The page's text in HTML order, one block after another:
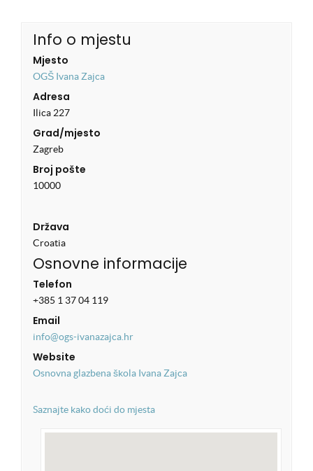
Info o mjestu
Mjesto
OGŠ Ivana Zajca
Adresa
Ilica 227
Grad/mjesto
Zagreb
Broj pošte
10000
Država
Croatia
Osnovne informacije
Telefon
+385 1 37 04 119
Email
info@ogs-ivanazajca.hr
Website
Osnovna glazbena škola Ivana Zajca
Saznajte kako doći do mjesta